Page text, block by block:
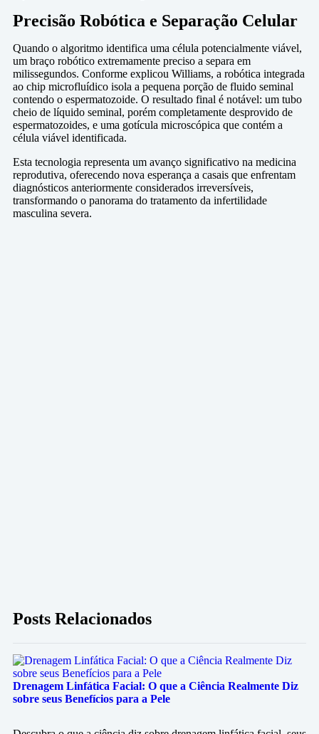
Precisão Robótica e Separação Celular
Quando o algoritmo identifica uma célula potencialmente viável,
um braço robótico extremamente preciso a separa em
milissegundos. Conforme explicou Williams, a robótica integrada
ao chip microfluídico isola a pequena porção de fluido seminal
contendo o espermatozoide. O resultado final é notável: um tubo
cheio de líquido seminal, porém completamente desprovido de
espermatozoides, e uma gotícula microscópica que contém a
célula viável identificada.
Esta tecnologia representa um avanço significativo na medicina
reprodutiva, oferecendo nova esperança a casais que enfrentam
diagnósticos anteriormente considerados irreversíveis,
transformando o panorama do tratamento da infertilidade
masculina severa.
Posts Relacionados
Drenagem Linfática Facial: O que a Ciência Realmente Diz
sobre seus Benefícios para a Pele